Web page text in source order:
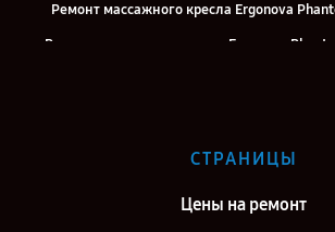
Ремонт массажного кресла Ergonova
Ремонт массажного кресла Ergonova
Ремонт массажного кресла Ergonova
Ремонт массажного кресла Ergonova
СТРАНИЦЫ
Цены на ремонт